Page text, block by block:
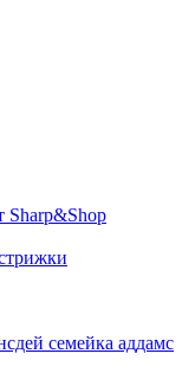
Sharp&Shop
семейка аддамс